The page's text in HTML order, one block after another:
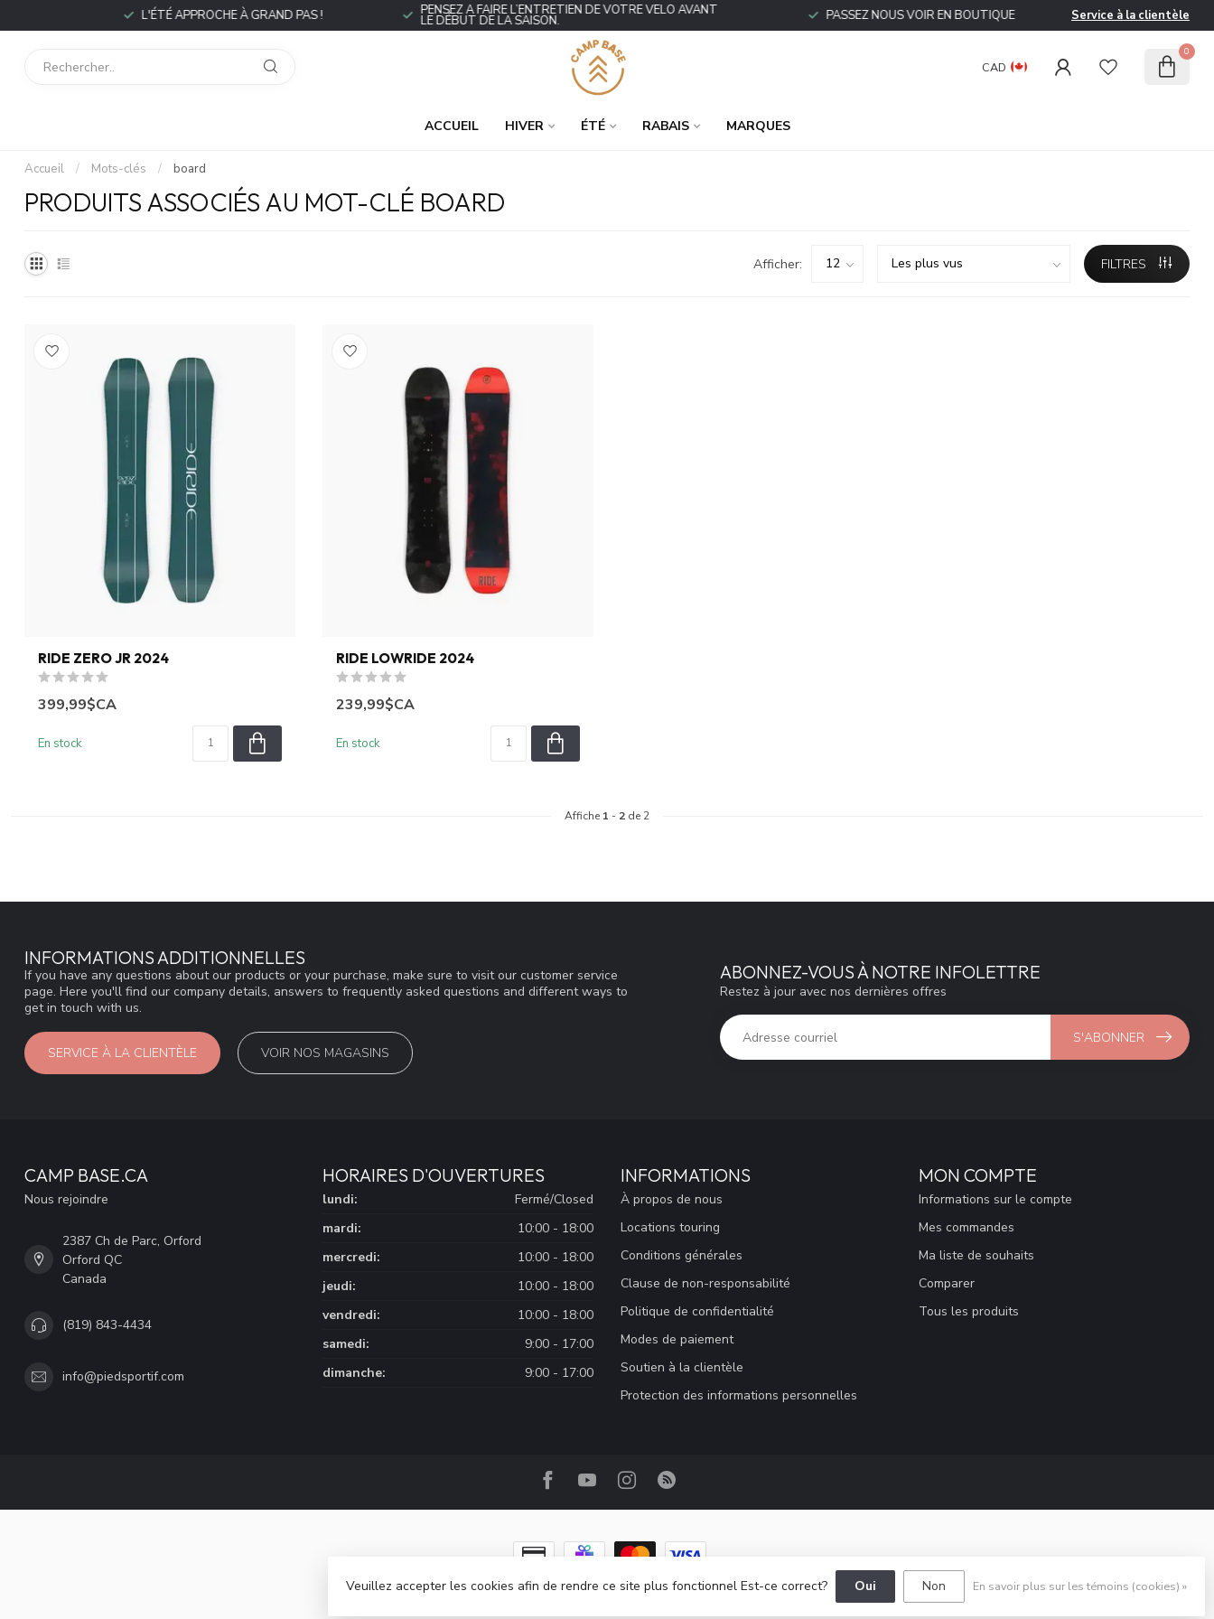
L'ÉTÉ APPROCHE À GRAND PAS ! PENSEZ À FAIRE L’ENTRETIEN DE VOTRE VÉLO AVANT
LE DÉBUT DE LA SAISON. PASSEZ NOUS VOIR EN BOUTIQUE Service à la clientèle
CAD
0
ACCUEIL HIVER ÉTÉ RABAIS MARQUES
Accueil / Mots-clés / board
PRODUITS ASSOCIÉS AU MOT-CLÉ BOARD
Afficher: FILTRES
RIDE ZERO JR 2024
399,99$CA
En stock
RIDE LOWRIDE 2024
239,99$CA
En stock
Affiche 1 - 2 de 2
INFORMATIONS ADDITIONNELLES
If you have any questions about our products or your purchase, make sure to visit our customer service
page. Here you'll find our company details, answers to frequently asked questions and different ways to
get in touch with us.
SERVICE À LA CLIENTÈLE VOIR NOS MAGASINS
ABONNEZ-VOUS À NOTRE INFOLETTRE
Restez à jour avec nos dernières offres
S'ABONNER
CAMP BASE.CA
Nous rejoindre
2387 Ch de Parc, Orford
Orford QC
Canada
(819) 843-4434
info@piedsportif.com
HORAIRES D'OUVERTURES
lundi:
Fermé/Closed
mardi:
10:00 - 18:00
mercredi:
10:00 - 18:00
jeudi:
10:00 - 18:00
vendredi:
10:00 - 18:00
samedi:
9:00 - 17:00
dimanche:
9:00 - 17:00
INFORMATIONS
À propos de nous
Locations touring
Conditions générales
Clause de non-responsabilité
Politique de confidentialité
Modes de paiement
Soutien à la clientèle
Protection des informations personnelles
MON COMPTE
Informations sur le compte
Mes commandes
Ma liste de souhaits
Comparer
Tous les produits
© Copyright 2026 Camp Base.ca- Powered byLightspeed-Lightspeed designbyDyvelopment
Veuillez accepter les cookies afin de rendre ce site plus fonctionnel Est-ce correct? Oui Non En savoir plus sur les témoins (cookies) »